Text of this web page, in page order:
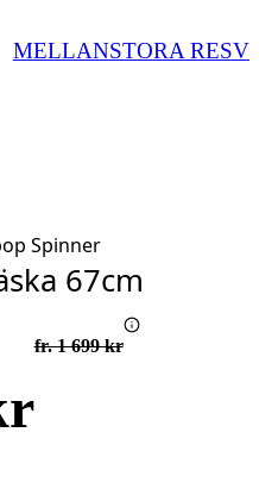
MELLANSTORA
Spinner
67cm
fr. 1 699 kr